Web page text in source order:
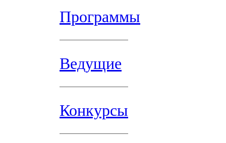
Программы
Ведущие
Конкурсы